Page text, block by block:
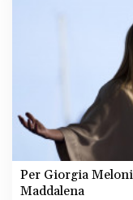
Per Giorgia
Maddalena